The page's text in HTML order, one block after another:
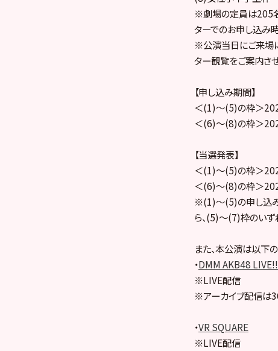
※劇場の定員は205名
ターでのお申し込み
※公演当日にご来場
ター観覧をご案内さ
【申し込み期間】
＜(1)～(5)の枠＞
＜(6)～(8)の枠＞
【当選発表】
＜(1)～(5)の枠＞
＜(6)～(8)の枠＞
※(1)～(5)の申し込み
ら、(5)～(7)枠のい
また、本公演は以下
・DMM AKB48
※LIVE配信
※アーカイブ配信は
・VR SQUARE
※LIVE配信